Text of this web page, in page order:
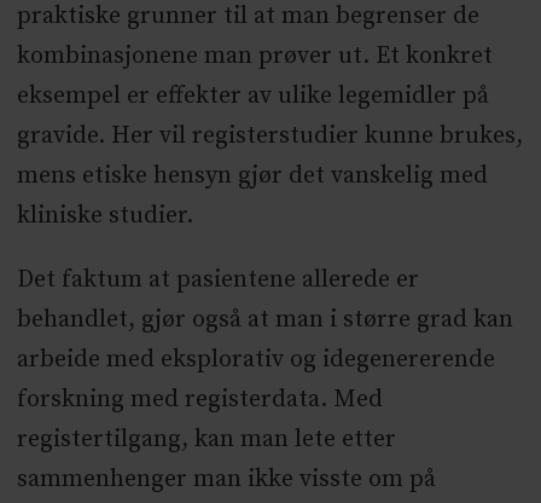
praktiske grunner til at man begrenser de
kombinasjonene man prøver ut. Et konkret
eksempel er effekter av ulike legemidler på
gravide. Her vil registerstudier kunne brukes,
mens etiske hensyn gjør det vanskelig med
kliniske studier.
Det faktum at pasientene allerede er
behandlet, gjør også at man i større grad kan
arbeide med eksplorativ og idegenererende
forskning med registerdata. Med
registertilgang, kan man lete etter
sammenhenger man ikke visste om på